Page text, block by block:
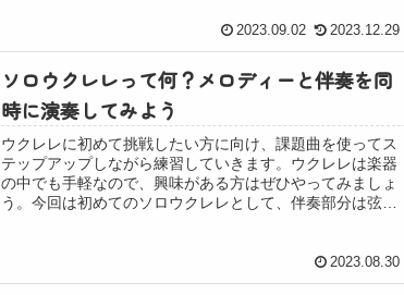
2023.09.02 2023.12.29
ソロウクレレって何？メロディーと伴奏を同
時に演奏してみよう
ウクレレに初めて挑戦したい方に向け、課題曲を使ってス
テップアップしながら練習していきます。ウクレレは楽器
の中でも手軽なので、興味がある方はぜひやってみましょ
う。今回は初めてのソロウクレレとして、伴奏部分は弦を
2023.08.30